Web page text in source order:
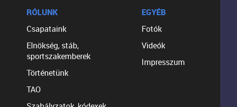
RÓLUNK
Csapataink
Elnökség, stáb,
sportszakemberek
Történetünk
TAO
EGYÉB
Fotók
Videók
Impresszum